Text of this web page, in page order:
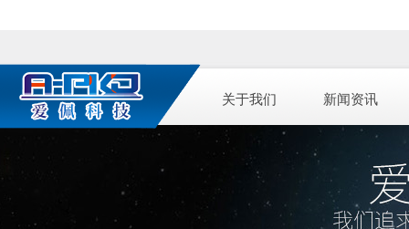
关于我们 新闻资讯